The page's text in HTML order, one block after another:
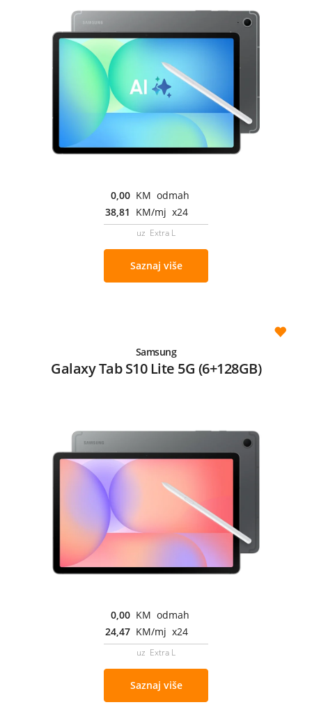
0,00 KM odmah
38,81 KM/mj x24
uz Extra L
Saznaj više
Samsung
Galaxy Tab S10 Lite 5G (6+128GB)
0,00 KM odmah
24,47 KM/mj x24
uz Extra L
Saznaj više